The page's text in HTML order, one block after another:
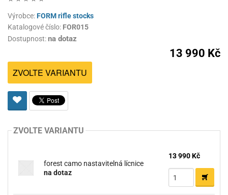
Výrobce:FORM rifle stocks
Katalogové číslo: FOR015
Dostupnost:na dotaz
13 990 Kč
ZVOLTE VARIANTU
ZVOLTE VARIANTU
forest camo nastavitelná lícnice
na dotaz
13 990 Kč